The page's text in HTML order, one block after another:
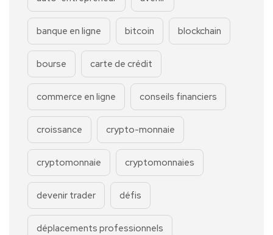
banque en ligne bitcoin blockchain
bourse carte de crédit
commerce en ligne conseils financiers
croissance crypto-monnaie
cryptomonnaie cryptomonnaies
devenir trader défis
déplacements professionnels